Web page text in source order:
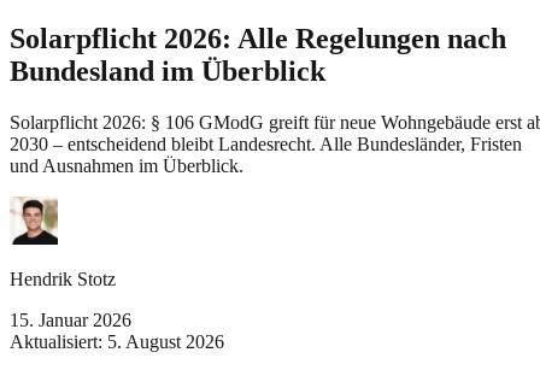
Solarpflicht 2026: Alle Regelungen nach
Bundesland im Überblick
Solarpflicht 2026: § 106 GModG greift für neue Wohngebäude erst
2030 – entscheidend bleibt Landesrecht. Alle Bundesländer, Fristen
und Ausnahmen im Überblick.
Hendrik Stotz
15. Januar 2026
Aktualisiert: 5. August 2026